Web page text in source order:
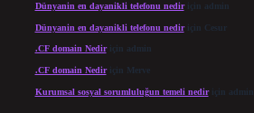
Dünyanin en dayanikli telefonu nediriçin admin
Dünyanin en dayanikli telefonu nediriçin Cesur
.CF domain Nediriçin admin
.CF domain Nediriçin Merve
Kurumsal sosyal sorumluluğun temeli nediriçin admin